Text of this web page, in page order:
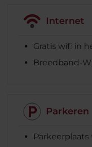
Internet
Gratis wifi in
Breedband-
Parkeren